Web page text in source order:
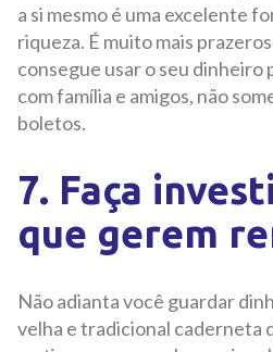
a si mesmo é uma excelente
riqueza. É muito mais
consegue usar o seu dinheiro
com família e amigos, não
boletos.
7. Faça
que gerem
Não adianta você guardar
velha e tradicional caderneta